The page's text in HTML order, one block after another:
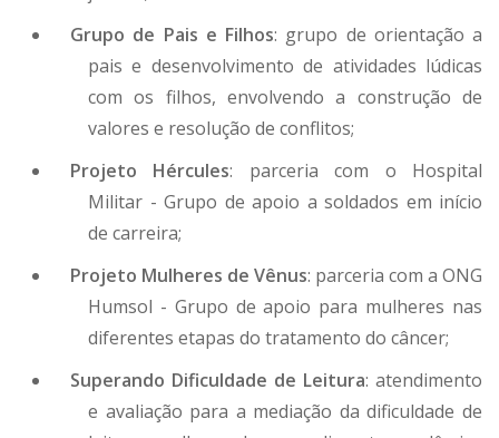
Grupo de Pais e Filhos: grupo de orientação a
pais e desenvolvimento de atividades lúdicas
com os filhos, envolvendo a construção de
valores e resolução de conflitos;
Projeto Hércules: parceria com o Hospital
Militar - Grupo de apoio a soldados em início
de carreira;
Projeto Mulheres de Vênus: parceria com a ONG
Humsol - Grupo de apoio para mulheres nas
diferentes etapas do tratamento do câncer;
Superando Dificuldade de Leitura: atendimento
e avaliação para a mediação da dificuldade de